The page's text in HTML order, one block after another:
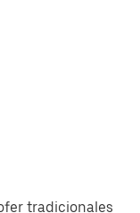
tradicionales